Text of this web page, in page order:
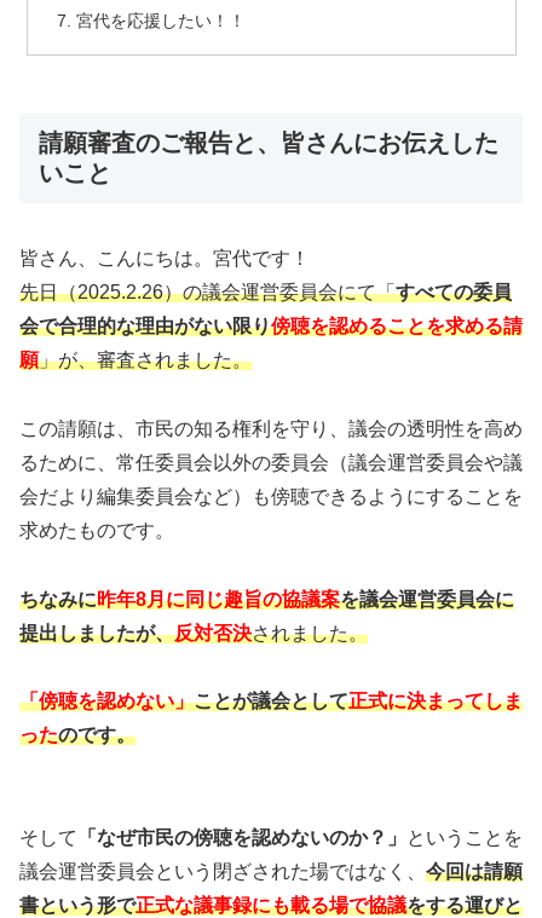
宮代を応援したい！！
請願審査のご報告と、皆さんにお伝えした
いこと
皆さん、こんにちは。宮代です！
先日（2025.2.26）の議会運営委員会にて「すべての委員
会で合理的な理由がない限り傍聴を認めることを求める請
願」が、審査されました。
この請願は、市民の知る権利を守り、議会の透明性を高め
るために、常任委員会以外の委員会（議会運営委員会や議
会だより編集委員会など）も傍聴できるようにすることを
求めたものです。
ちなみに昨年8月に同じ趣旨の協議案を議会運営委員会に
提出しましたが、反対否決されました。
「傍聴を認めない」ことが議会として正式に決まってしま
ったのです。
そして 「なぜ市民の傍聴を認めないのか？」
ということを
議会運営委員会という閉ざされた場ではなく、 今回は請願
書という形で正式な議事録にも載る場で協議をする運びと